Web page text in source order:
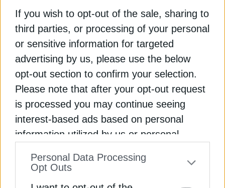
If you wish to opt-out of the sale, sharing to
third parties, or processing of your personal
or sensitive information for targeted
advertising by us, please use the below
opt-out section to confirm your selection.
Please note that after your opt-out request
is processed you may continue seeing
interest-based ads based on personal
information utilized by us or personal
to your opt-out. You may separately opt-out
Personal Data Processing
Opt Outs
ΠΕΡΙΒΑΛΛΟΝ
Κομισιόν: Εξετάζει μέτρα χαλάρωσης των
στόχων μείωσης εκπομπών CO2
7 Απριλίου 2025